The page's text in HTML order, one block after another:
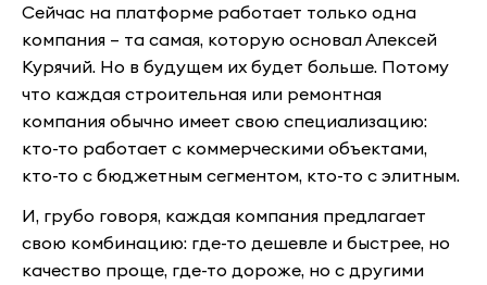
Сейчас на платформе работает только одна
компания – та самая, которую основал Алексей
Курячий. Но в будущем их будет больше. Потому
что каждая строительная или ремонтная
компания обычно имеет свою специализацию:
кто-то работает с коммерческими объектами,
кто-то с бюджетным сегментом, кто-то с элитным.
И, грубо говоря, каждая компания предлагает
свою комбинацию: где-то дешевле и быстрее, но
качество проще, где-то дороже, но с другими